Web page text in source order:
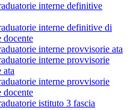
interne definitive
interne definitive di
docente
interne provvisorie ata
interne provvisorie
ata
interne provvisorie
docente
istituto 3 fascia